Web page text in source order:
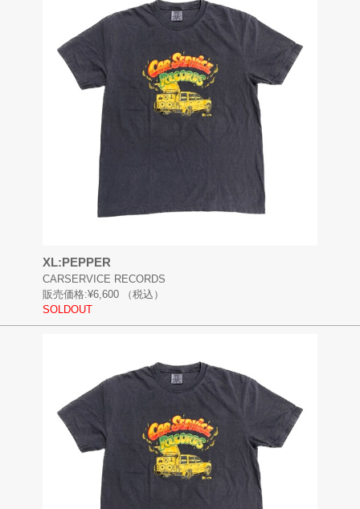
XL:PEPPER
CARSERVICE RECORDS
販売価格:¥6,600
（税込）
SOLDOUT